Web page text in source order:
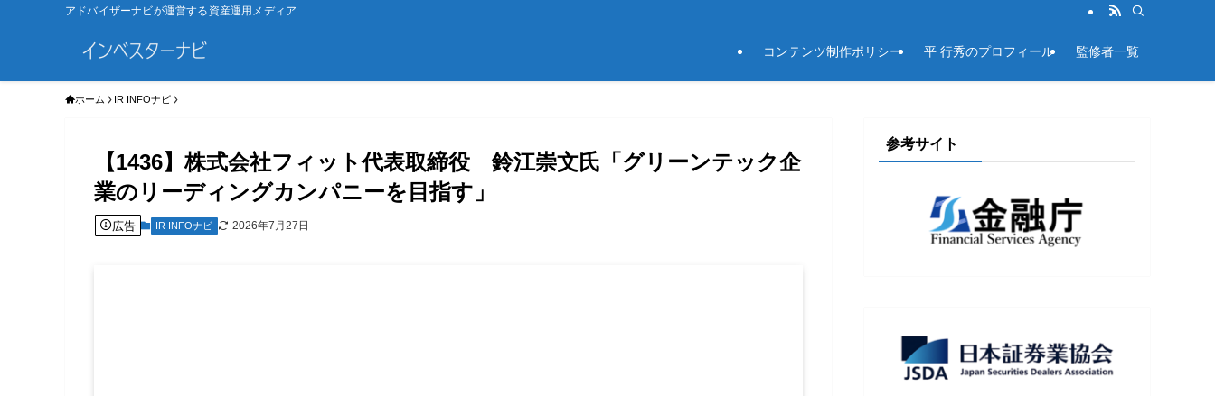
アドバイザーナビが運営する資産運用メディア
コンテンツ制作ポリシー 平 行秀のプロフィール 監修者一覧
ホーム IR INFOナビ
【1436】株式会社フィット代表取締役 鈴江崇文氏「グリーンテック企
業のリーディングカンパニーを目指す」
広告 IR INFOナビ 2026年7月27日
参考サイト